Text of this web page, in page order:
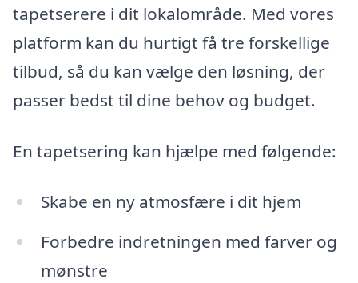
tapetserere i dit lokalområde. Med vores
platform kan du hurtigt få tre forskellige
tilbud, så du kan vælge den løsning, der
passer bedst til dine behov og budget.
En tapetsering kan hjælpe med følgende:
Skabe en ny atmosfære i dit hjem
Forbedre indretningen med farver og
mønstre